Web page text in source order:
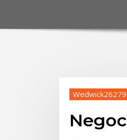
Wedwick26279